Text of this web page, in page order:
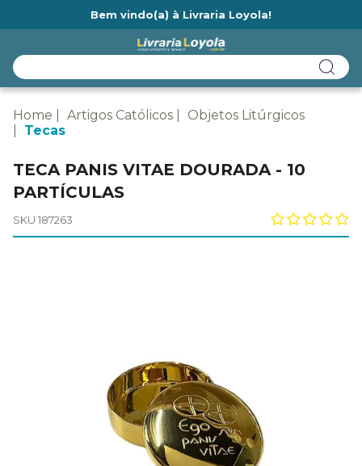
Bem vindo(a) à Livraria Loyola!
Home Artigos Católicos
Objetos Litúrgicos
Tecas
TECA PANIS VITAE DOURADA - 10
PARTÍCULAS
SKU 187263